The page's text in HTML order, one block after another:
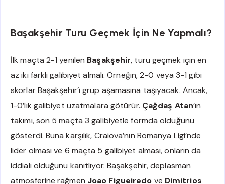
Başakşehir Turu Geçmek İçin Ne Yapmalı?
İlk maçta 2-1 yenilen Başakşehir, turu geçmek için en
az iki farklı galibiyet almalı. Örneğin, 2-0 veya 3-1 gibi
skorlar Başakşehir’i grup aşamasına taşıyacak. Ancak,
1-0’lık galibiyet uzatmalara götürür. Çağdaş Atan’ın
takımı, son 5 maçta 3 galibiyetle formda olduğunu
gösterdi. Buna karşılık, Craiova’nın Romanya Ligi’nde
lider olması ve 6 maçta 5 galibiyet alması, onların da
iddialı olduğunu kanıtlıyor. Başakşehir, deplasman
atmosferine rağmen Joao Figueiredo ve Dimitrios